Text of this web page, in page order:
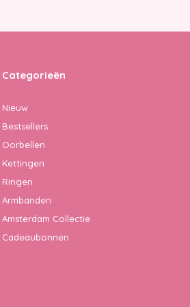
Categorieën
Nieuw
Bestsellers
Oorbellen
Kettingen
Ringen
Armbanden
Amsterdam Collectie
Cadeaubonnen